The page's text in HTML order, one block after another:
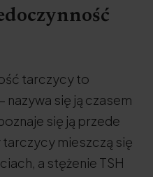
tarczycy to
– nazywa się ją czasem
się ją przede
mieszczą się
a stężenie TSH